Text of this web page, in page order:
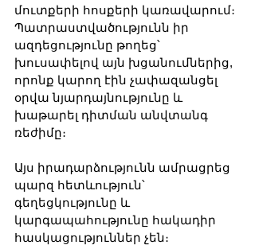
մուտքերի հոսքերի կառավարում։
Պատրաստվածությունն իր
ազդեցությունը թողեց՝
խուսափելով այն խցանումներից,
որոնք կարող էին չափազանցել
օրվա նյարդայնությունը և
խաթարել դիտման անվտանգ
ռեժիմը։
Այս իրադարձությունն ամրացրեց
պարզ հետևություն՝
գեղեցկությունը և
կարգապահությունը հակադիր
հասկացություններ չեն։